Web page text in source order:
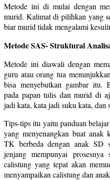
Metode ini di mulai dengan
murid. Kalimat di pilihkan yang
biar murid tidak mengalami
Metode SAS- Struktural
Metode ini diawali dengan
guru atau orang tua
bisa menyebutkan gambar itu.
pada papan tulis dan murid di
jadi kata, kata jadi suku kata, dan
Tips-tips itu yaitu panduan
yang menyenangkan buat
TK berbeda dengan anak SD
jenjang mempunyai
calistung yang tepat akan
menyampaikan calistung dan